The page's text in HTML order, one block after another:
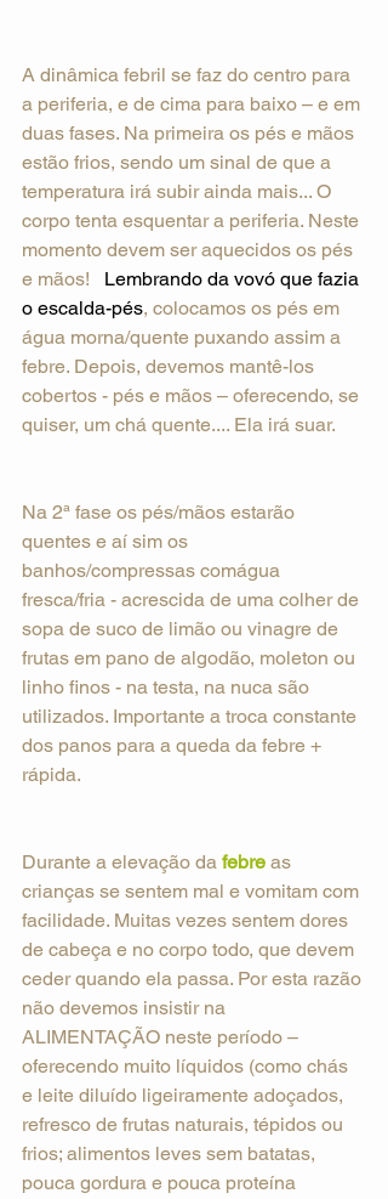
A dinâmica febril se faz do centro para
a periferia, e de cima para baixo – e em
duas fases. Na primeira os pés e mãos
estão frios, sendo um sinal de que a
temperatura irá subir ainda mais... O
corpo tenta esquentar a periferia. Neste
momento devem ser aquecidos os pés
e mãos! Lembrando da vovó que fazia
o escalda-pés, colocamos os pés em
água morna/quente puxando assim a
febre. Depois, devemos mantê-los
cobertos - pés e mãos – oferecendo, se
quiser, um chá quente.... Ela irá suar.
Na 2ª fase os pés/mãos estarão
quentes e aí sim os
banhos/compressas comágua
fresca/fria - acrescida de uma colher de
sopa de suco de limão ou vinagre de
frutas em pano de algodão, moleton ou
linho finos - na testa, na nuca são
utilizados. Importante a troca constante
dos panos para a queda da febre +
rápida.
Durante a elevação da febre as
crianças se sentem mal e vomitam com
facilidade. Muitas vezes sentem dores
de cabeça e no corpo todo, que devem
ceder quando ela passa. Por esta razão
não devemos insistir na
ALIMENTAÇÃO neste período –
oferecendo muito líquidos (como chás
e leite diluído ligeiramente adoçados,
refresco de frutas naturais, tépidos ou
frios; alimentos leves sem batatas,
pouca gordura e pouca proteína